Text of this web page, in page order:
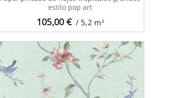
105,00€ / 5,2 m²
estilo pop art